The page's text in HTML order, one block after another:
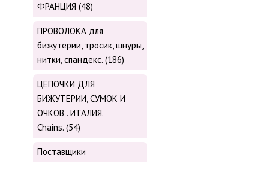
ФРАНЦИЯ (48)
ПРОВОЛОКА для
бижутерии, тросик, шнуры,
нитки, cпандекс. (186)
ЦЕПОЧКИ ДЛЯ
БИЖУТЕРИИ, СУМОК И
ОЧКОВ . ИТАЛИЯ.
Chains. (54)
Поставщики